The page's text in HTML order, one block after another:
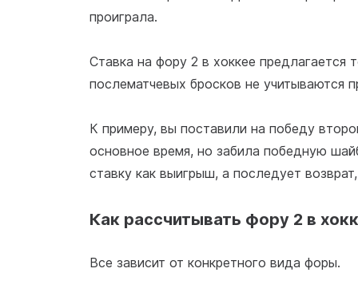
проиграла.
Ставка на фору 2 в хоккее предлагается
послематчевых бросков не учитываются
К примеру, вы поставили на победу
основное время, но забила победную
ставку как выигрыш, а последует
Как рассчитывать фору 2 в
Все зависит от конкретного вида форы.